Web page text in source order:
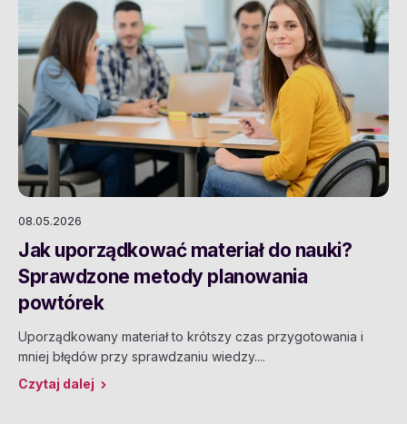
08.05.2026
Jak uporządkować materiał do nauki?
Sprawdzone metody planowania
powtórek
Uporządkowany materiał to krótszy czas przygotowania i
mniej błędów przy sprawdzaniu wiedzy....
Czytaj dalej